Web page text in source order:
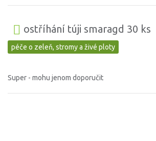
ostříhání túji smaragd 30 ks
péče o zeleň, stromy a živé ploty
Super - mohu jenom doporučit